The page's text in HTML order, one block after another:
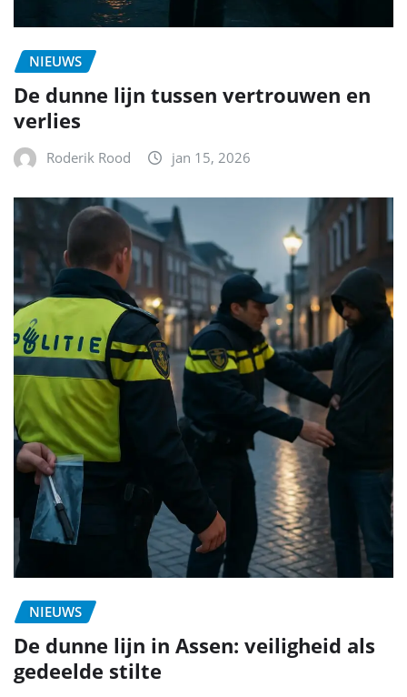
NIEUWS
De dunne lijn tussen vertrouwen en
verlies
Roderik Rood jan 15, 2026
NIEUWS
De dunne lijn in Assen: veiligheid als
gedeelde stilte